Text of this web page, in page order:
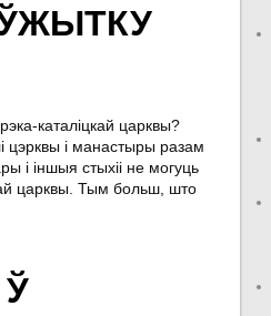
каталіцкай царквы?
цэрквы і манастыры разам
і іншыя стыхіі не могуць
царквы. Тым больш, што